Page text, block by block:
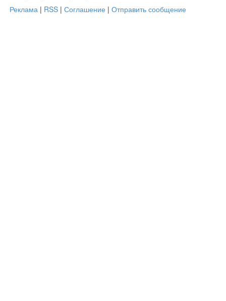
Реклама | RSS | Соглашение | Отправить сообщение